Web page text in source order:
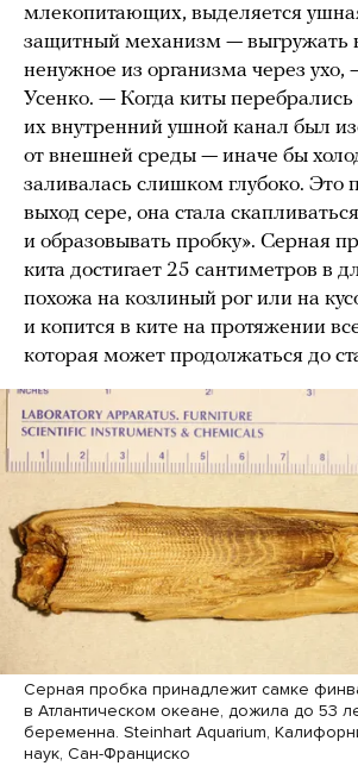
млекопитающих, выделяется
защитный механизм — выгружать
ненужное из организма через ухо,
Усенко. — Когда киты перебрались
их внутренний ушной канал был
от внешней среды — иначе бы
заливалась слишком глубоко. Это
выход сере, она стала скапливаться
и образовывать пробку». Серная
кита достигает 25 сантиметров в
похожа на козлиный рог или на
и копится в ките на протяжении
которая может продолжаться до
Серная пробка принадлежит самке
в Атлантическом океане, дожила до 53
беременна. Steinhart Aquarium,
наук, Сан-Франциско